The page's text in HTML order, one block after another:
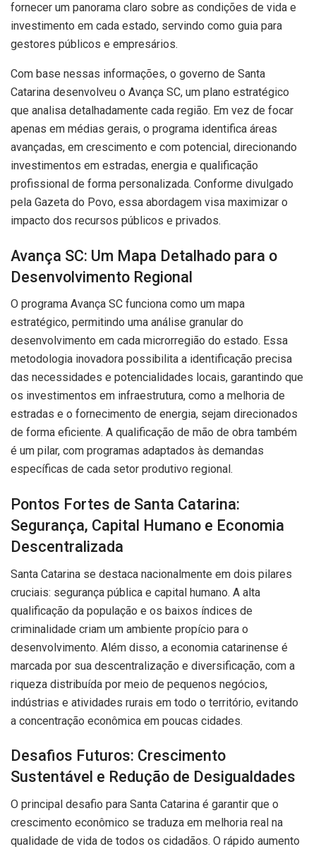
fornecer um panorama claro sobre as condições de vida e
investimento em cada estado, servindo como guia para
gestores públicos e empresários.
Com base nessas informações, o governo de Santa
Catarina desenvolveu o Avança SC, um plano estratégico
que analisa detalhadamente cada região. Em vez de focar
apenas em médias gerais, o programa identifica áreas
avançadas, em crescimento e com potencial, direcionando
investimentos em estradas, energia e qualificação
profissional de forma personalizada. Conforme divulgado
pela Gazeta do Povo, essa abordagem visa maximizar o
impacto dos recursos públicos e privados.
Avança SC: Um Mapa Detalhado para o
Desenvolvimento Regional
O programa Avança SC funciona como um mapa
estratégico, permitindo uma análise granular do
desenvolvimento em cada microrregião do estado. Essa
metodologia inovadora possibilita a identificação precisa
das necessidades e potencialidades locais, garantindo que
os investimentos em infraestrutura, como a melhoria de
estradas e o fornecimento de energia, sejam direcionados
de forma eficiente. A qualificação de mão de obra também
é um pilar, com programas adaptados às demandas
específicas de cada setor produtivo regional.
Pontos Fortes de Santa Catarina:
Segurança, Capital Humano e Economia
Descentralizada
Santa Catarina se destaca nacionalmente em dois pilares
cruciais: segurança pública e capital humano. A alta
qualificação da população e os baixos índices de
criminalidade criam um ambiente propício para o
desenvolvimento. Além disso, a economia catarinense é
marcada por sua descentralização e diversificação, com a
riqueza distribuída por meio de pequenos negócios,
indústrias e atividades rurais em todo o território, evitando
a concentração econômica em poucas cidades.
Desafios Futuros: Crescimento
Sustentável e Redução de Desigualdades
O principal desafio para Santa Catarina é garantir que o
crescimento econômico se traduza em melhoria real na
qualidade de vida de todos os cidadãos. O rápido aumento